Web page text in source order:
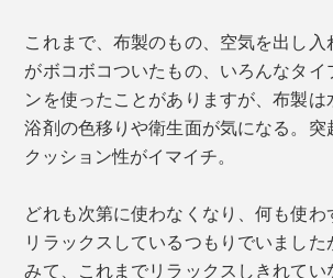
これまで、布製のもの、空気を出し
がボコボコついたもの、いろんなタイ
ンを使ったことがありますが、布製は
浴剤の色移りや衛生面が気になる。突
クッション性がイマイチ。
どれも次第に使わなくなり、何も使
リラックスしているつもりでいまし
みて、これまでリラックスしきれて